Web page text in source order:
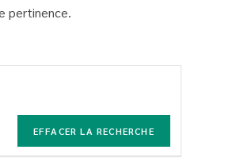
pertinence.
EFFACER LA RECHERCHE